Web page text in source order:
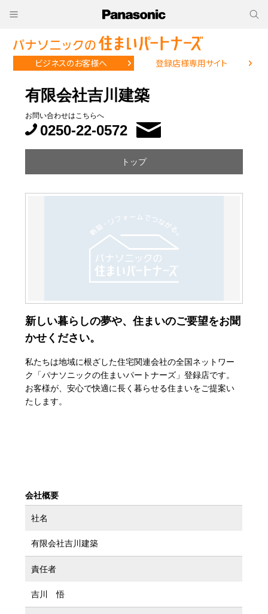
ビジネスのお客様へ 登録店様専用サイト
有限会社吉川建築
お問い合わせはこちらへ
0250-22-0572
トップ
新しい暮らしの夢や、住まいのご要望をお聞
かせください。
私たちは地域に根ざした住宅関連会社の全国ネットワー
ク「パナソニックの住まいパートナーズ」登録店です。
お客様が、安心で快適に長く暮らせる住まいをご提案い
たします。
会社概要
社名
有限会社吉川建築
責任者
吉川 悟